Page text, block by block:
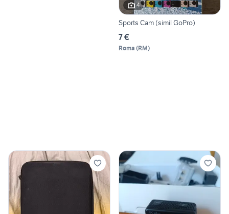
4
Sports Cam (simil GoPro)
7 €
Roma (RM)